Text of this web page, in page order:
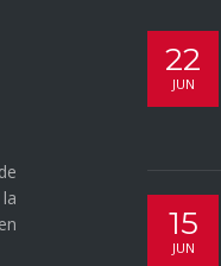
22
JUN
15
JUN